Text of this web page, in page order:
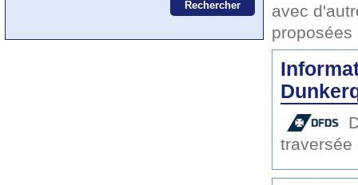
avec
proposées
traversée